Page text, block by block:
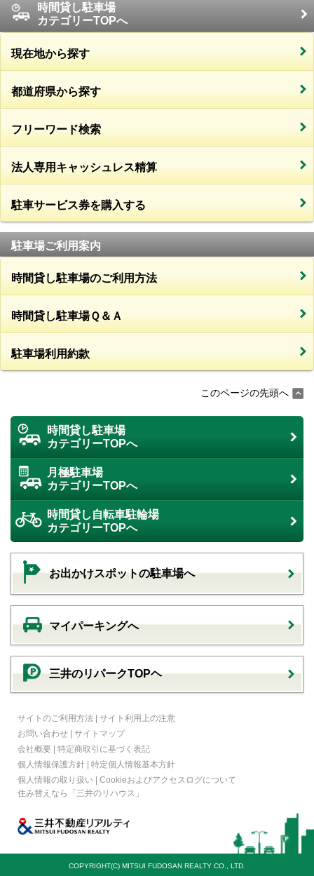
時間貸し駐車場
カテゴリーTOPへ
現在地から探す
都道府県から探す
フリーワード検索
法人専用キャッシュレス精算
駐車サービス券を購入する
駐車場ご利用案内
時間貸し駐車場のご利用方法
時間貸し駐車場Ｑ＆Ａ
駐車場利用約款
このページの先頭へ
時間貸し駐車場
カテゴリーTOPへ
月極駐車場
カテゴリーTOPへ
時間貸し自転車駐輪場
カテゴリーTOPへ
お出かけスポットの駐車場へ
マイパーキングへ
三井のリパークTOPヘ
サイトのご利用方法 | サイト利用上の注意
お問い合わせ | サイトマップ
会社概要 | 特定商取引に基づく表記
個人情報保護方針 | 特定個人情報基本方針
個人情報の取り扱い | Cookieおよびアクセスログについて
住み替えなら
「三井のリハウス」
COPYRIGHT(C) MITSUI FUDOSAN REALTY CO., LTD.